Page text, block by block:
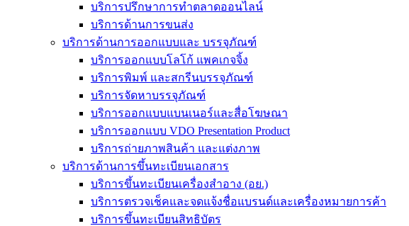
บริการปรึกษาการทำตลาดออนไลน์
บริการด้านการขนส่ง
บริการด้านการออกแบบและ บรรจุภัณฑ์
บริการออกแบบโลโก้ แพคเกจจิ้ง
บริการพิมพ์ และสกรีนบรรจุภัณฑ์
บริการจัดหาบรรจุภัณฑ์
บริการออกแบบแบนเนอร์และสื่อโฆษณา
บริการออกแบบ VDO Presentation Product
บริการถ่ายภาพสินค้า และแต่งภาพ
บริการด้านการขึ้นทะเบียนเอกสาร
บริการขึ้นทะเบียนเครื่องสำอาง (อย.)
บริการตรวจเช็คและจดแจ้งชื่อแบรนด์และเครื่องหมายการค้า
บริการขึ้นทะเบียนสิทธิบัตร